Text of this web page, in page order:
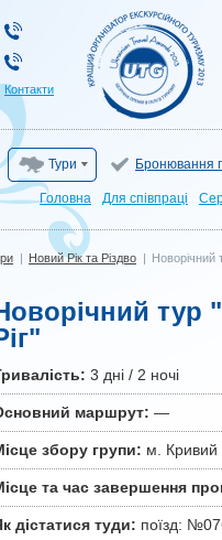
Контакти
Тури Бронювання
Головна Для cпівпраці
| Новий Рік та Різдво | Новорічний
3 дні / 2 ночі
маршрут: —
збору групи: м. Кривий
та час завершення
дістатися туди: поїзд: